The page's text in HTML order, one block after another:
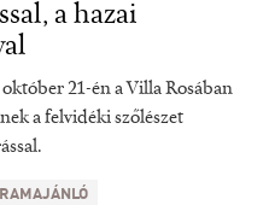
a hazai
21-én a Villa Rosában
a felvidéki szőlészet